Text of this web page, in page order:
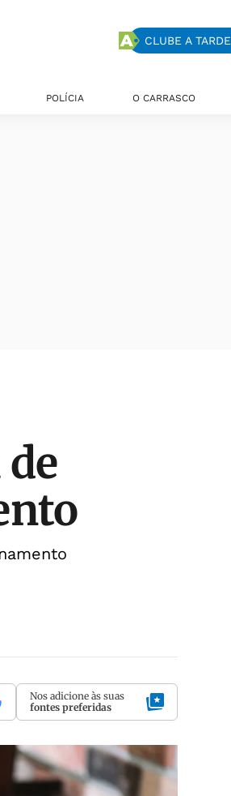
CLUBE A TARDE
POLÍCIA O CARRASCO
Nos adicione às suas
fontes preferidas